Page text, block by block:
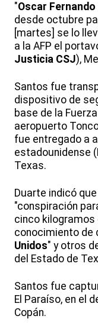
"Oscar
desde octubre
[martes] se lo
a la AFP el
Justicia CSJ),
Santos fue
dispositivo de
base de la
aeropuerto
fue entregado a
estadounidense
Texas.
Duarte indicó
"conspiración
cinco kilogramos
conocimiento de
Unidos" y otros
del Estado de
Santos fue
El Paraíso, en el
Copán.